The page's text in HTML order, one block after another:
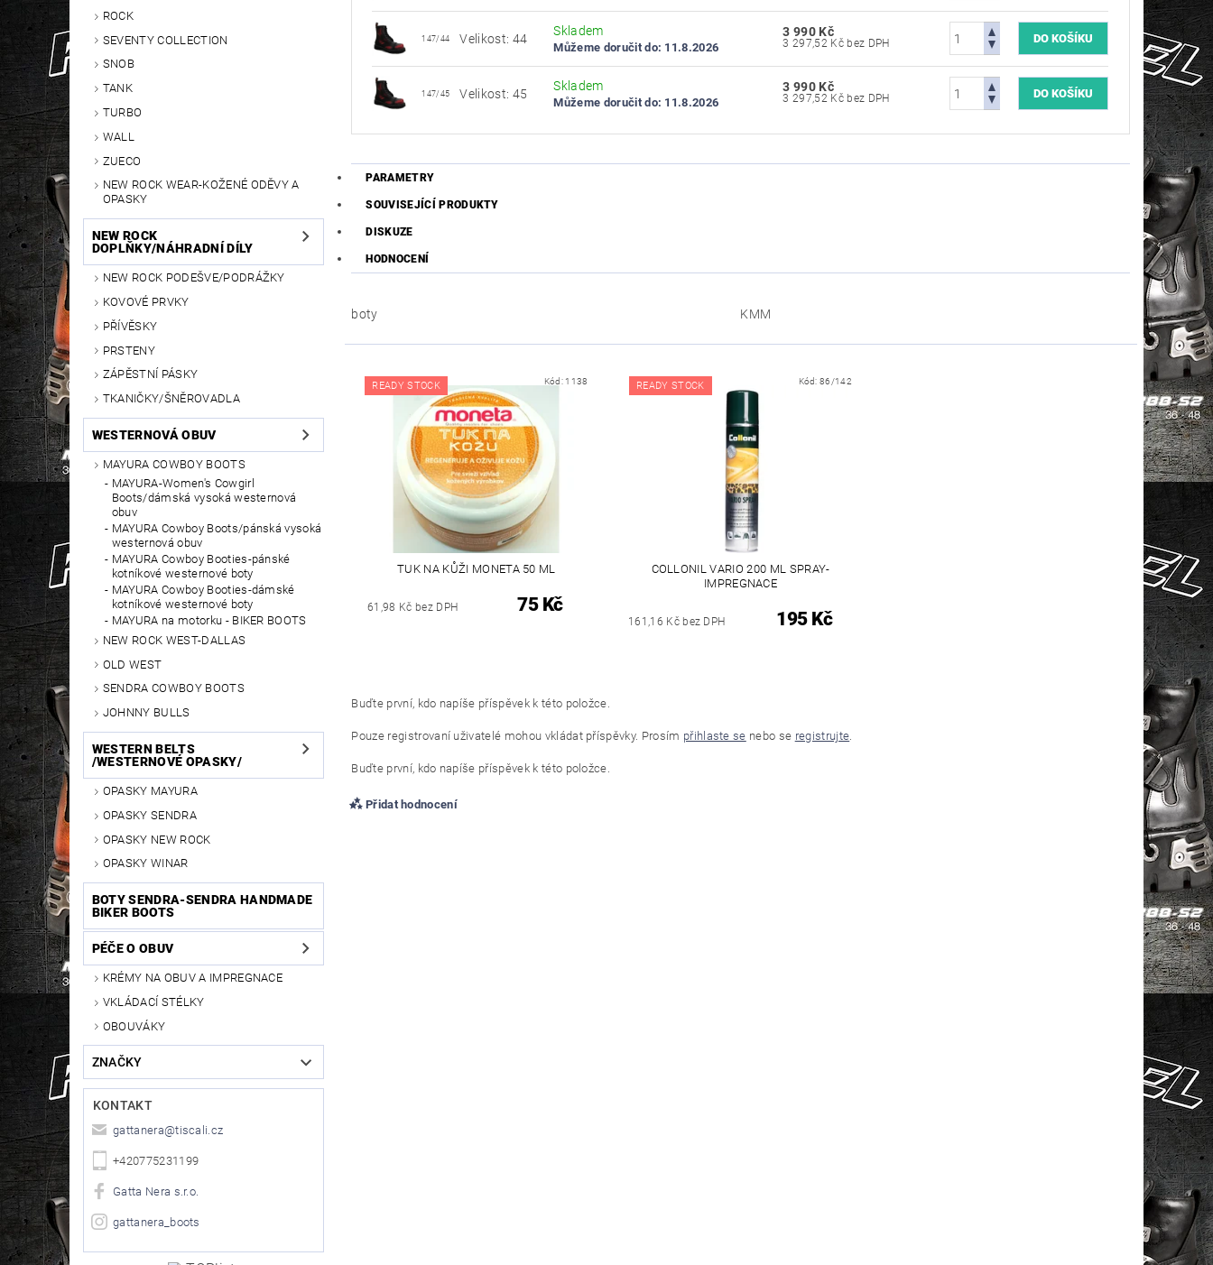
ROCK
SEVENTY COLLECTION
SNOB
TANK
TURBO
WALL
ZUECO
NEW ROCK WEAR-KOŽENÉ ODĚVY A
OPASKY
NEW ROCK
DOPLŇKY/NÁHRADNÍ DÍLY
NEW ROCK PODEŠVE/PODRÁŽKY
KOVOVÉ PRVKY
PŘÍVĚSKY
PRSTENY
ZÁPĚSTNÍ PÁSKY
TKANIČKY/ŠNĚROVADLA
WESTERNOVÁ OBUV
MAYURA COWBOY BOOTS
MAYURA-Women's Cowgirl
Boots/dámská vysoká westernová
obuv
MAYURA Cowboy Boots/pánská vysoká
westernová obuv
MAYURA Cowboy Booties-pánské
kotníkové westernové boty
MAYURA Cowboy Booties-dámské
kotníkové westernové boty
MAYURA na motorku - BIKER BOOTS
NEW ROCK WEST-DALLAS
OLD WEST
SENDRA COWBOY BOOTS
JOHNNY BULLS
WESTERN BELTS
/WESTERNOVÉ OPASKY/
OPASKY MAYURA
OPASKY SENDRA
OPASKY NEW ROCK
OPASKY WINAR
BOTY SENDRA-SENDRA HANDMADE
BIKER BOOTS
PÉČE O OBUV
KRÉMY NA OBUV A IMPREGNACE
VKLÁDACÍ STÉLKY
OBOUVÁKY
ZNAČKY
KONTAKT
gattanera@tiscali.cz
+420775231199
Gatta Nera s.r.o.
gattanera_boots
147/44 Velikost: 44
Skladem
Můžeme doručit do: 11.8.2026
3 990 Kč
3 297,52 Kč bez DPH
147/45 Velikost: 45
Skladem
Můžeme doručit do: 11.8.2026
3 990 Kč
3 297,52 Kč bez DPH
PARAMETRY
SOUVISEJÍCÍ PRODUKTY
DISKUZE
HODNOCENÍ
boty KMM
READY STOCK Kód: 1138
TUK NA KŮŽI MONETA 50 ML
61,98 Kč bez DPH 75 Kč
READY STOCK Kód:86/142
COLLONIL VARIO 200 ML SPRAY-
IMPREGNACE
161,16 Kč bez DPH 195 Kč
Buďte první, kdo napíše příspěvek k této položce.
Pouze registrovaní uživatelé mohou vkládat příspěvky. Prosím přihlaste se nebo se registrujte
Buďte první, kdo napíše příspěvek k této položce.
Přidat hodnocení